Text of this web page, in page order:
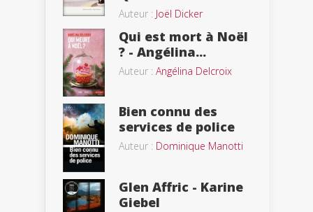
Auteur : Joël Dicker
Qui est mort à Noël
? - Angélina...
Auteur : Angélina Delcroix
Bien connu des
services de police
Auteur : Dominique Manotti
Glen Affric - Karine
Giebel